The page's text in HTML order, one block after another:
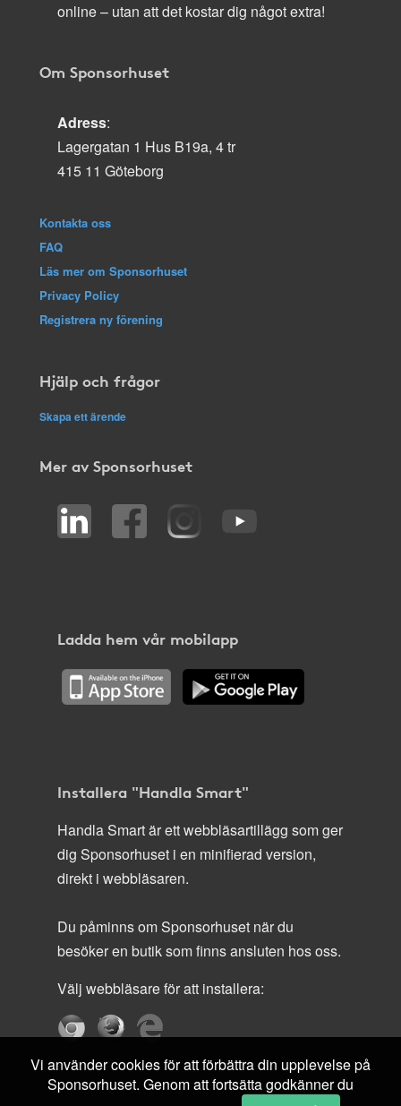
online – utan att det kostar dig något extra!
Om Sponsorhuset
Adress:
Lagergatan 1 Hus B19a, 4 tr
415 11 Göteborg
Kontakta oss
FAQ
Läs mer om Sponsorhuset
Privacy Policy
Registrera ny förening
Hjälp och frågor
Skapa ett ärende
Mer av Sponsorhuset
Ladda hem vår mobilapp
Installera "Handla Smart"
Handla Smart är ett webbläsartillägg som ger
dig Sponsorhuset i en minifierad version,
direkt i webbläsaren.
Du påminns om Sponsorhuset när du
besöker en butik som finns ansluten hos oss.
Välj webbläsare för att installera:
Vi använder cookies för att förbättra din upplevelse på
Sponsorhuset. Genom att fortsätta godkänner du